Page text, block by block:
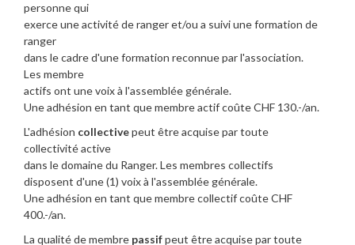
personne qui
exerce une activité de ranger et/ou a suivi une formation de
ranger
dans le cadre d'une formation reconnue par l'association.
Les membre
actifs ont une voix à l'assemblée générale.
Une adhésion en tant que membre actif coûte CHF 130.-/an.
L'adhésion collectivepeut être acquise par toute
collectivité active
dans le domaine du Ranger. Les membres collectifs
disposent d'une (1) voix à l'assemblée générale.
Une adhésion en tant que membre collectif coûte CHF
400.-/an.
La qualité de membre passifpeut être acquise par toute